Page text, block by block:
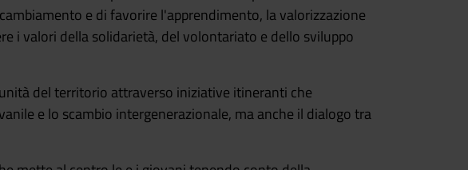
e di favorire l'apprendimento, la valorizzazione
i valori della solidarietà, del volontariato e dello sviluppo
del territorio attraverso iniziative itineranti che
e lo scambio intergenerazionale, ma anche il dialogo tra